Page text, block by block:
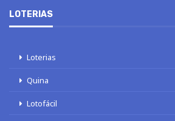
LOTERIAS
Loterias
Quina
Lotofácil